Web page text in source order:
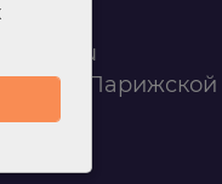
45
ул.